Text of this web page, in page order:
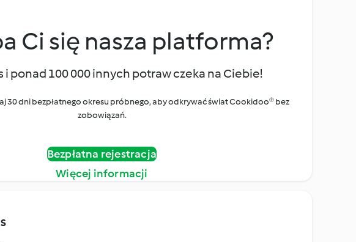
Ci się nasza platforma?
i ponad 100 000 innych potraw czeka na Ciebie!
30 dni bezpłatnego okresu próbnego, aby odkrywać świat Cookidoo® bez
zobowiązań.
Bezpłatna rejestracja
Więcej informacji